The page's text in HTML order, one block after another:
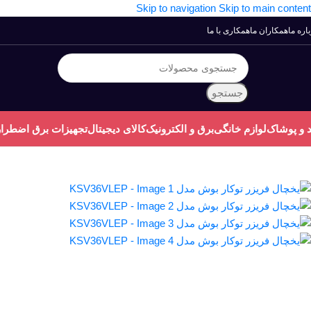
Skip to navigation Skip to main content
ماهمکاران ماهمکاری با ما
جستجو
و پوشاکلوازم خانگیبرق و الکترونیککالای دیجیتالتجهیزات برق